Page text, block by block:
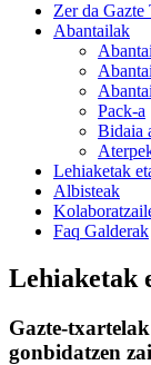
Zer da Gazte
Abantailak
Pack-a
Bidaia
Lehiaketak
Albisteak
Faq Galderak
Lehiaketak
Gazte-
gonbidatzen